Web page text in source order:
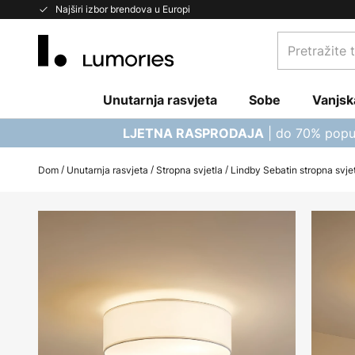
Najširi izbor brendova u Europi
Skip
Pretražite
trgovinu...
Unutarnja rasvjeta Sobe
LJETNA RASPRODAJA | do 70%
Dom Unutarnja rasvjeta Stropna svjetla Lindby Sebatin stropna